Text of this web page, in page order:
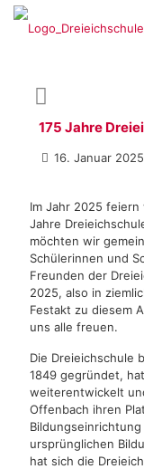
175 Jahre
16. Januar 2025
Im Jahr 2025 feiern
Jahre
möchten wir
Schülerinnen und
Freunden der
2025, also in
Festakt zu diesem
uns alle freuen.
Die Dreieichschule
1849 gegründet,
weiterentwickelt
Offenbach ihren
ursprünglichen
hat sich die